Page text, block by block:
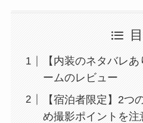
【内装のネタバレ
ームのレビュー
【宿泊者限定】2つ
め撮影ポイントを注